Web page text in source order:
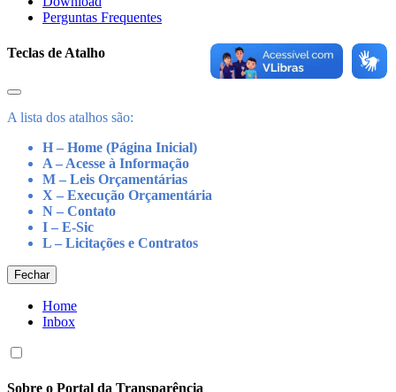
Perguntas Frequentes
Teclas de Atalho
A lista dos atalhos são:
H – Home (Página Inicial)
A – Acesse à Informação
M – Leis Orçamentárias
X – Execução Orçamentária
N – Contato
I – E-Sic
L – Licitações e Contratos
Fechar
Home
Inbox
Sobre o Portal da Transparência